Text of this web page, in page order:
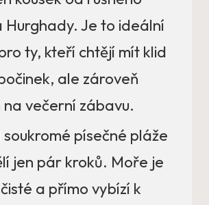
Hurghady. Je to ideální
ty, kteří chtějí mít klid
ale zároveň
večerní zábavu.
písečné pláže
jen pár kroků. Moře je
a přímo vybízí k